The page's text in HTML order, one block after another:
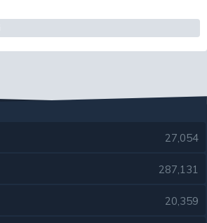
27,054
287,131
20,359